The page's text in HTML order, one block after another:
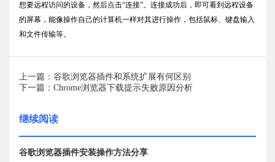
想要远程访问的设备，然后点击“连接”。连接成功后，即可看到远程设备
的屏幕，能像操作自己的计算机一样对其进行操作，包括鼠标、键盘输入
和文件传输等。
上一篇：谷歌浏览器插件和系统扩展有何区别
下一篇：Chrome浏览器下载提示失败原因分析
继续阅读
谷歌浏览器插件安装操作方法分享